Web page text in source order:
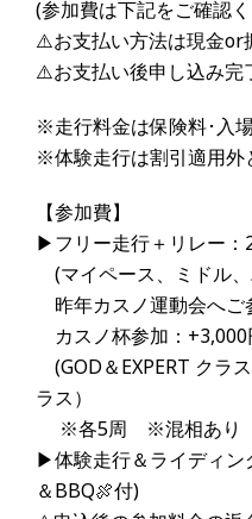
(参加費は下記をご確認
⚠️お支払い方法は現金or
⚠️お支払い後申し込み完
※走行料金は保険料･入場
※体験走行は割引適用外
【参加費】
▶フリー走行＋リレー：
(マイペース、ミドル
昨年カスノ運動会へ
カスノ杯参加：+3,000
(GOD＆EXPERT クラ
ラス）
※各5周 ※混相あり
▶体験走行＆ライディン
＆BBQ🍖付)